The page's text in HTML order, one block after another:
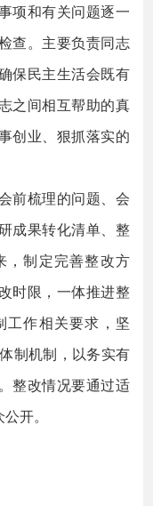
项和有关问题逐一
查。主要负责同志
保民主生活会既有
之间相互帮助的真
创业、狠抓落实的
梳理的问题、会
成果转化清单、整
，制定完善整改方
时限，一体推进整
工作相关要求，坚
制机制，以务实有
整改情况要通过适
开。